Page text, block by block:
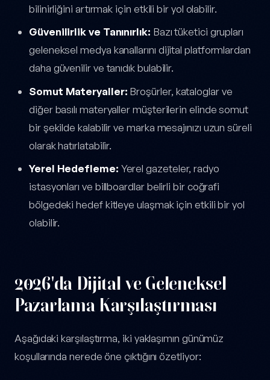
bilinirliğini artırmak için etkili bir yol olabilir.
Güvenilirlik ve Tanınırlık: Bazı tüketici grupları
geleneksel medya kanallarını dijital platformlardan
daha güvenilir ve tanıdık bulabilir.
Somut Materyaller: Broşürler, kataloglar ve
diğer basılı materyaller müşterilerin elinde somut
bir şekilde kalabilir ve marka mesajınızı uzun süreli
olarak hatırlatabilir.
Yerel Hedefleme: Yerel gazeteler, radyo
istasyonları ve billboardlar belirli bir coğrafi
bölgedeki hedef kitleye ulaşmak için etkili bir yol
olabilir.
2026'da Dijital ve Geleneksel
Pazarlama Karşılaştırması
Aşağıdaki karşılaştırma, iki yaklaşımın günümüz
koşullarında nerede öne çıktığını özetliyor: